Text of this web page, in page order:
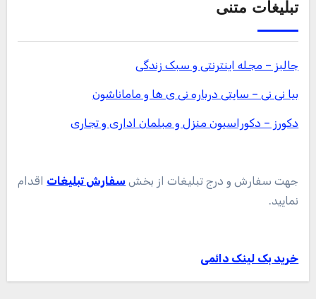
تبلیغات متنی
جالبز – مجله اینترنتی و سبک زندگی
بیا نی نی – سایتی درباره نی ی ها و ماماناشون
دکورز – دکوراسیون منزل و مبلمان اداری و تجاری
جهت سفارش و درج تبلیغات از بخش سفارش تبلیغات اقدام
نمایید.
خرید بک لینک دائمی